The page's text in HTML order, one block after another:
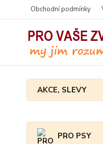
Obchodní podmínky
AKCE, SLEVY
PRO PSY